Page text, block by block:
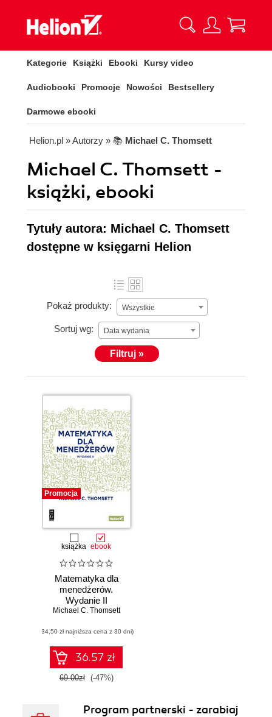
Kategorie Książki Ebooki Kursy video
Audiobooki Promocje Nowości Bestsellery
Darmowe ebooki
Helion.pl » Autorzy » 📚 Michael C. Thomsett
Michael C. Thomsett -
książki, ebooki
Tytuły autora: Michael C. Thomsett
dostępne w księgarni Helion
Pokaż produkty: Wszystkie
Sortuj wg: Data wydania
Filtruj »
Promocja
książka ebook
Matematyka dla
menedżerów.
Wydanie II
Michael C. Thomsett
(34,50 zł najniższa cena z 30 dni)
36.57 zł
69.00zł (-47%)
Program partnerski - zarabiaj